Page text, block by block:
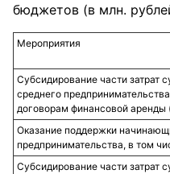
бюджетов (в млн.
Мероприятия
Субсидирование части затрат
среднего
договорам финансовой аренды
Оказание поддержки
предпринимательства, в том
Субсидирование части затрат